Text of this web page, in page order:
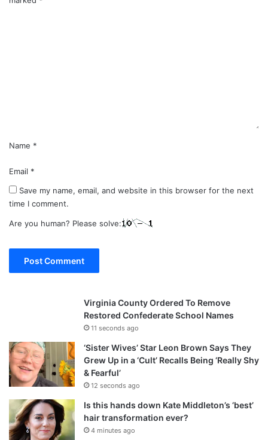
Name *
Email *
Save my name, email, and website in this browser for the next
time I comment.
Are you human? Please solve:
Virginia County Ordered To Remove
Restored Confederate School Names
11 seconds ago
‘Sister Wives’ Star Leon Brown Says They
Grew Up in a ‘Cult’ Recalls Being ‘Really Shy
& Fearful’
12 seconds ago
Is this hands down Kate Middleton’s ‘best’
hair transformation ever?
4 minutes ago